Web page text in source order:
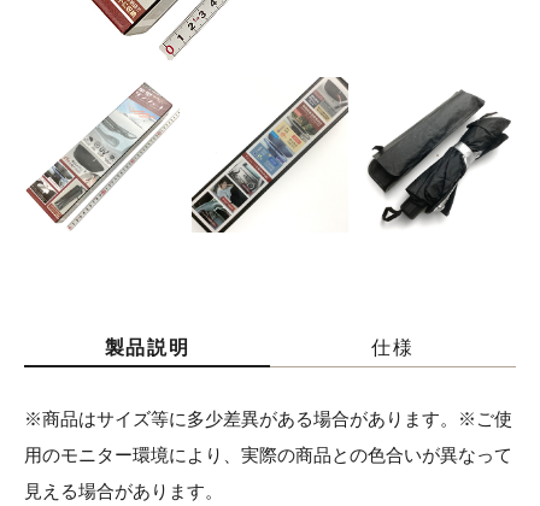
お問い合わせはこちら
製品説明 仕様
※商品はサイズ等に多少差異がある場合があります。※ご使
用のモニター環境により、実際の商品との色合いが異なって
見える場合があります。